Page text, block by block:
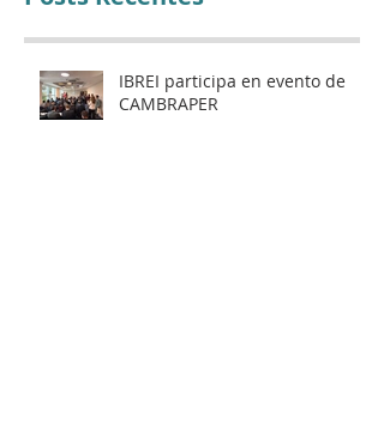
IBREI participa en evento de
CAMBRAPER